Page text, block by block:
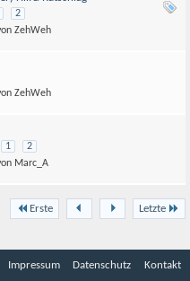
2
ZehWeh
ZehWeh
1
2
Marc_A
Erste Letzte
Impressum Datenschutz Kontakt